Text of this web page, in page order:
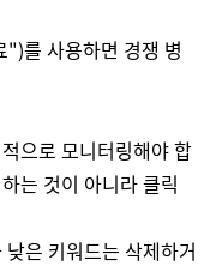
를 사용하면 경쟁 병
으로 모니터링해야 합
는 것이 아니라 클릭
은 키워드는 삭제하거